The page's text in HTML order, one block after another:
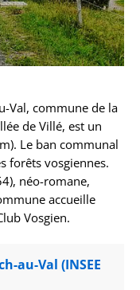
Val, commune de la
de Villé, est un
Le ban communal
forêts vosgiennes.
néo-romane,
accueille
Vosgien.
au-Val (INSEE